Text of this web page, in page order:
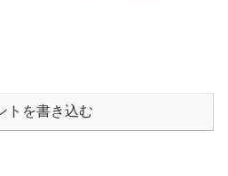
トを書き込む